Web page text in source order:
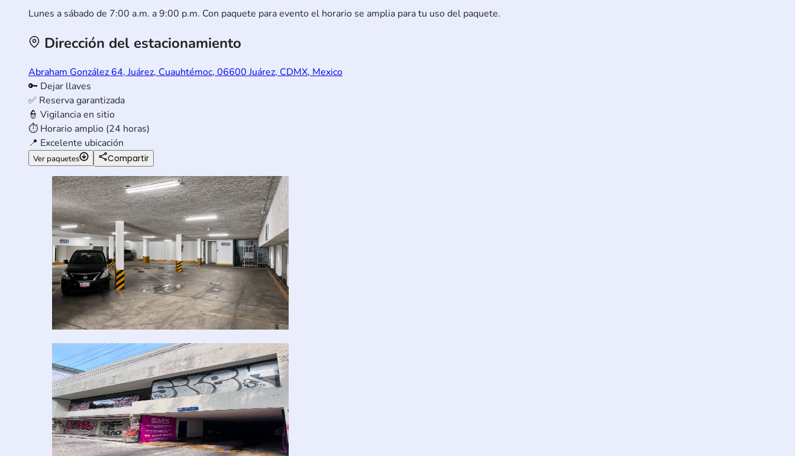
Lunes a sábado de 7:00 a.m. a 9:00 p.m. Con paquete para evento el horario se amplia para tu uso del paquete.
Dirección del estacionamiento
Abraham González 64, Juárez, Cuauhtémoc, 06600 Juárez, CDMX, Mexico
🔑 Dejar llaves
✅ Reserva garantizada
👮 Vigilancia en sitio
⏱️ Horario amplio (24 horas)
📍 Excelente ubicación
Ver paquetes Compartir